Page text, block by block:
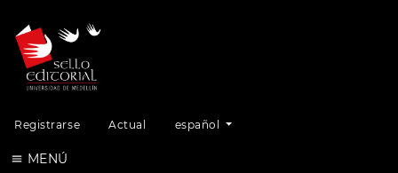
Registrarse Actual Cambiar el idioma. El idioma actual es:
español
MENÚ